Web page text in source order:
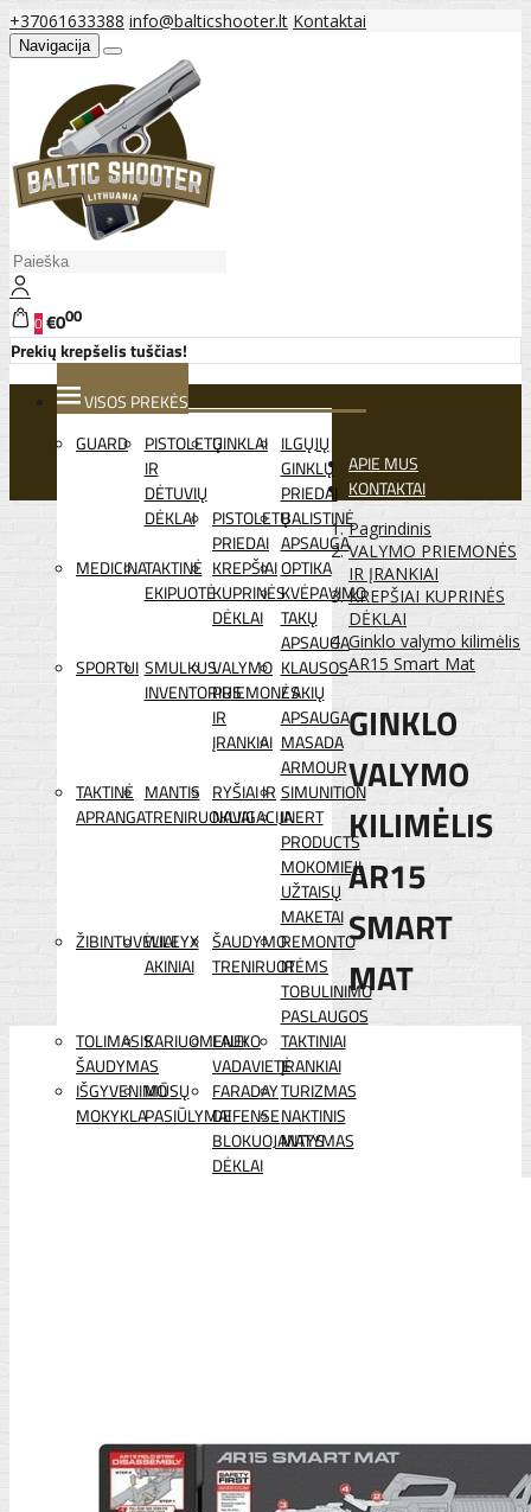
+37061633388 info@balticshooter.lt Kontaktai
Navigacija
0€000
Prekių krepšelis tuščias!
VISOS PREKĖS
GUARD
PISTOLETŲ
IR
DĖTUVIŲ
DĖKLAI
GINKLAI ILGŲJŲ
GINKLŲ
PRIEDAI
PISTOLETŲ
PRIEDAI
BALISTINĖ
APSAUGA
MEDICINATAKTINĖ
EKIPUOTĖ
KREPŠIAI
KUPRINĖS
DĖKLAI
OPTIKA
KVĖPAVIMO
TAKŲ
APSAUGA
SPORTUI SMULKUS
INVENTORIUS
VALYMO
PRIEMONĖS
IR
ĮRANKIAI
KLAUSOS
/ AKIŲ
APSAUGA
MASADA
ARMOUR
TAKTINĖ
APRANGA
MANTIS
TRENIRUOKLIAI
RYŠIAI IR
NAVIGACIJA
SIMUNITION
INERT
PRODUCTS
MOKOMIEJI
UŽTAISŲ
MAKETAI
ŽIBINTUVĖLIAI
WILEYX
AKINIAI
ŠAUDYMO
TRENIRUOTĖMS
REMONTO
IR
TOBULINIMO
PASLAUGOS
TOLIMASIS
ŠAUDYMAS
KARIUOMENEI
LAUKO
VADAVIETĖ
TAKTINIAI
ĮRANKIAI
IŠGYVENIMO
MOKYKLA
MŪSŲ
PASIŪLYMAI
FARADAY
DEFENSE
BLOKUOJANTYS
DĖKLAI
TURIZMAS
NAKTINIS
MATYMAS
APIE MUS
KONTAKTAI
Pagrindinis
VALYMO PRIEMONĖS
IR ĮRANKIAI
KREPŠIAI KUPRINĖS
DĖKLAI
Ginklo valymo kilimėlis
AR15 Smart Mat
GINKLO
VALYMO
KILIMĖLIS
AR15
SMART
MAT